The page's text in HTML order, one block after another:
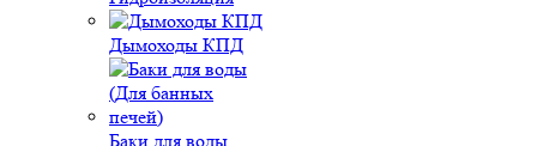
Дымоходы КПД
Баки для воды